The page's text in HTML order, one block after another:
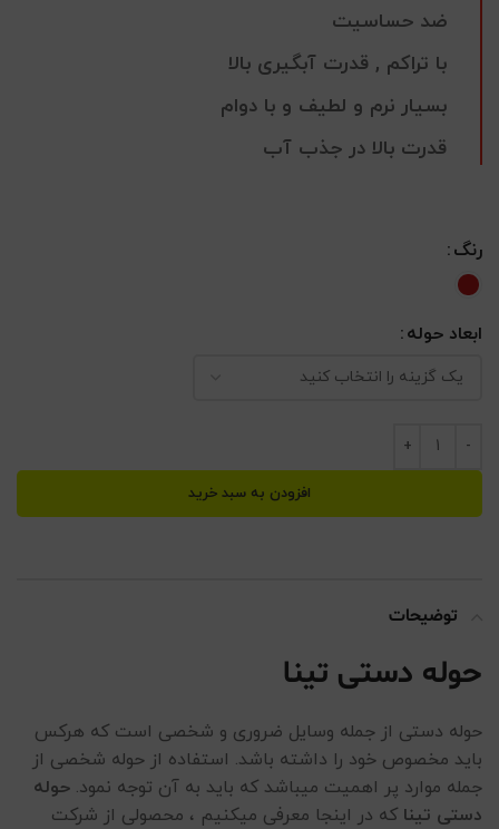
ضد حساسیت
با تراکم , قدرت آبگیری بالا
بسیار نرم و لطیف و با دوام
قدرت بالا در جذب آب
رنگ
ابعاد حوله
افزودن به سبد خرید
توضیحات
حوله دستی تینا
حوله دستی از جمله وسایل ضروری و شخصی است که هرکس
باید مخصوص خود را داشته باشد. استفاده از حوله شخصی از
جمله موارد پر اهمیت میباشد که باید به آن توجه نمود. حوله
دستی تینا که در اینجا معرفی میکنیم ، محصولی از شرکت